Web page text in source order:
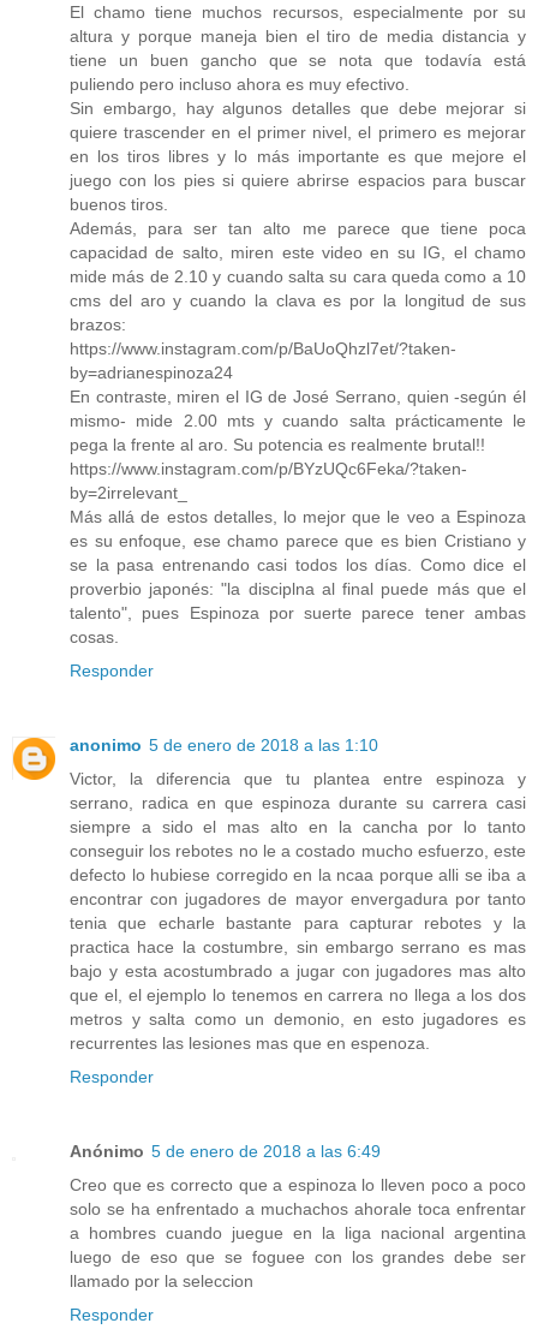
El chamo tiene muchos recursos, especialmente por su
altura y porque maneja bien el tiro de media distancia y
tiene un buen gancho que se nota que todavía está
puliendo pero incluso ahora es muy efectivo.
Sin embargo, hay algunos detalles que debe mejorar si
quiere trascender en el primer nivel, el primero es mejorar
en los tiros libres y lo más importante es que mejore el
juego con los pies si quiere abrirse espacios para buscar
buenos tiros.
Además, para ser tan alto me parece que tiene poca
capacidad de salto, miren este video en su IG, el chamo
mide más de 2.10 y cuando salta su cara queda como a 10
cms del aro y cuando la clava es por la longitud de sus
brazos:
https://www.instagram.com/p/BaUoQhzl7et/?taken-
by=adrianespinoza24
En contraste, miren el IG de José Serrano, quien -según él
mismo- mide 2.00 mts y cuando salta prácticamente le
pega la frente al aro. Su potencia es realmente brutal!!
https://www.instagram.com/p/BYzUQc6Feka/?taken-
by=2irrelevant_
Más allá de estos detalles, lo mejor que le veo a Espinoza
es su enfoque, ese chamo parece que es bien Cristiano y
se la pasa entrenando casi todos los días. Como dice el
proverbio japonés: "la disciplna al final puede más que el
talento", pues Espinoza por suerte parece tener ambas
cosas.
Responder
anonimo 5 de enero de 2018 a las 1:10
Victor, la diferencia que tu plantea entre espinoza y
serrano, radica en que espinoza durante su carrera casi
siempre a sido el mas alto en la cancha por lo tanto
conseguir los rebotes no le a costado mucho esfuerzo, este
defecto lo hubiese corregido en la ncaa porque alli se iba a
encontrar con jugadores de mayor envergadura por tanto
tenia que echarle bastante para capturar rebotes y la
practica hace la costumbre, sin embargo serrano es mas
bajo y esta acostumbrado a jugar con jugadores mas alto
que el, el ejemplo lo tenemos en carrera no llega a los dos
metros y salta como un demonio, en esto jugadores es
recurrentes las lesiones mas que en espenoza.
Responder
Anónimo 5 de enero de 2018 a las 6:49
Creo que es correcto que a espinoza lo lleven poco a poco
solo se ha enfrentado a muchachos ahorale toca enfrentar
a hombres cuando juegue en la liga nacional argentina
luego de eso que se foguee con los grandes debe ser
llamado por la seleccion
Responder